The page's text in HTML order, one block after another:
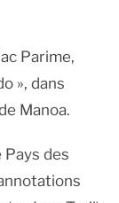
Parime,
», dans
Manoa.
des